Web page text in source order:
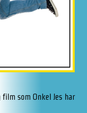
som Onkel Jes har